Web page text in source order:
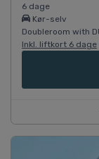
6 dage
Kør-selv
Doubleroom with
Inkl. liftkort 6 dage